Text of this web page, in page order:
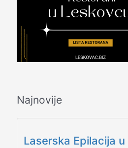
Najnovije
Laserska Epilacija